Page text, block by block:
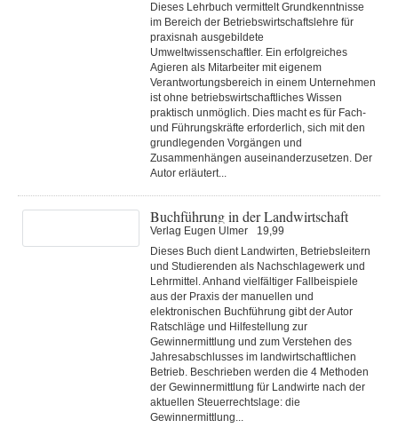
Dieses Lehrbuch vermittelt Grundkenntnisse
im Bereich der Betriebswirtschaftslehre für
praxisnah ausgebildete
Umweltwissenschaftler. Ein erfolgreiches
Agieren als Mitarbeiter mit eigenem
Verantwortungsbereich in einem Unternehmen
ist ohne betriebswirtschaftliches Wissen
praktisch unmöglich. Dies macht es für Fach-
und Führungskräfte erforderlich, sich mit den
grundlegenden Vorgängen und
Zusammenhängen auseinanderzusetzen. Der
Autor erläutert...
Buchführung in der Landwirtschaft
Verlag Eugen Ulmer
19,99
Dieses Buch dient Landwirten, Betriebsleitern
und Studierenden als Nachschlagewerk und
Lehrmittel. Anhand vielfältiger Fallbeispiele
aus der Praxis der manuellen und
elektronischen Buchführung gibt der Autor
Ratschläge und Hilfestellung zur
Gewinnermittlung und zum Verstehen des
Jahresabschlusses im landwirtschaftlichen
Betrieb. Beschrieben werden die 4 Methoden
der Gewinnermittlung für Landwirte nach der
aktuellen Steuerrechtslage: die
Gewinnermittlung...